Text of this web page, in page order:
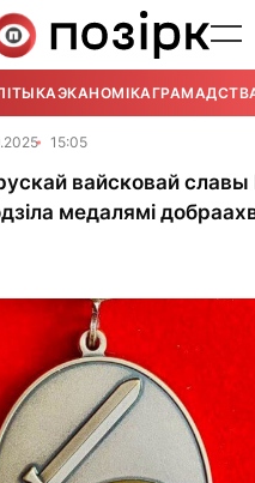
ЭКАНОМІКА
15:05
вайсковай славы
медалямі